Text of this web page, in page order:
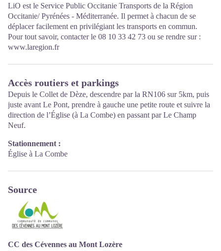
LiO est le Service Public Occitanie Transports de la Région
Occitanie/ Pyrénées - Méditerranée. Il permet à chacun de se
déplacer facilement en privilégiant les transports en commun.
Pour tout savoir, contacter le 08 10 33 42 73 ou se rendre sur :
www.laregion.fr
Accès routiers et parkings
Depuis le Collet de Dèze, descendre par la RN106 sur 5km, puis
juste avant Le Pont, prendre à gauche une petite route et suivre la
direction de l’Église (à La Combe) en passant par Le Champ
Neuf.
Stationnement :
Église à La Combe
Source
CC des Cévennes au Mont Lozère